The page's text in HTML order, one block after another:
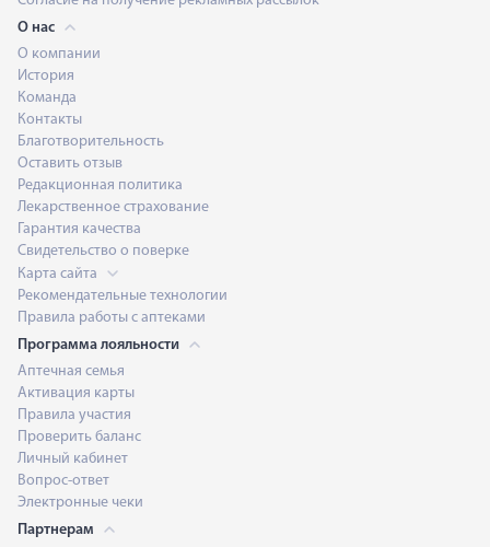
О нас
О компании
История
Команда
Контакты
Благотворительность
Оставить отзыв
Редакционная политика
Лекарственное страхование
Гарантия качества
Свидетельство о поверке
Карта сайта
Рекомендательные технологии
Правила работы с аптеками
Программа лояльности
Аптечная семья
Активация карты
Правила участия
Проверить баланс
Личный кабинет
Вопрос-ответ
Электронные чеки
Партнерам